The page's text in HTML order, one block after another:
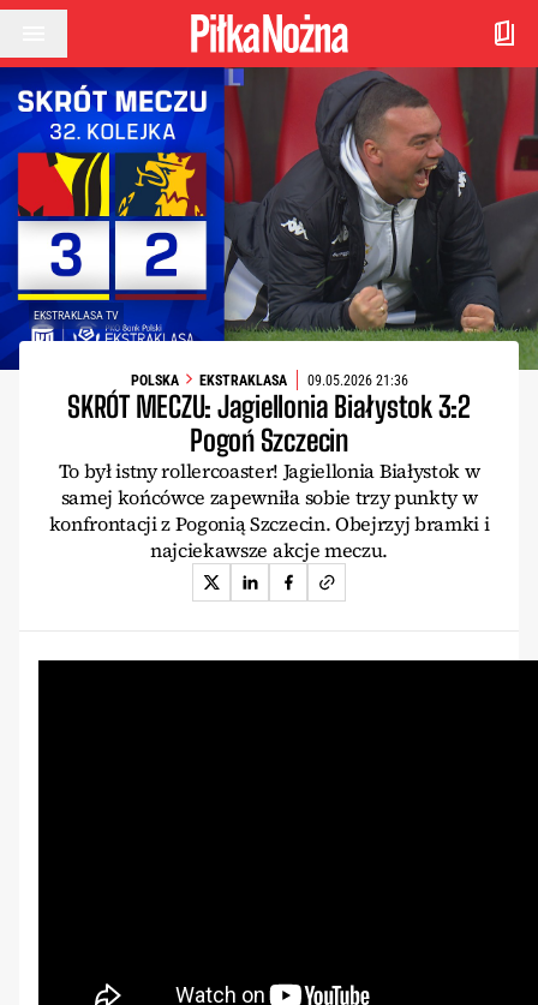
Przejdź do treści
EKSTRAKLASA TV
POLSKA EKSTRAKLASA 09.05.2026 21:36
SKRÓT MECZU: Jagiellonia Białystok 3:2
Pogoń Szczecin
To był istny rollercoaster! Jagiellonia Białystok w
samej końcówce zapewniła sobie trzy punkty w
konfrontacji z Pogonią Szczecin. Obejrzyj bramki i
najciekawsze akcje meczu.